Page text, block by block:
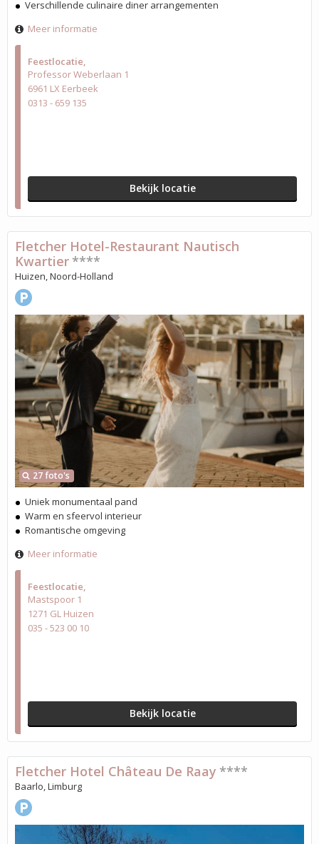
Feestlocatie
Professor Weberlaan 1
6961 LX Eerbeek
0313 - 659 135
Bekijk locatie
Verschillende culinaire diner arrangementen
Meer informatie
Feestlocatie
Mastspoor 1
1271 GL Huizen
035 - 523 00 10
Bekijk locatie
27 foto's
Fletcher Hotel-Restaurant Nautisch
Kwartier ****
Huizen, Noord-Holland
Uniek monumentaal pand
Warm en sfeervol interieur
Romantische omgeving
Meer informatie
Fletcher Hotel Château De Raay ****
Baarlo, Limburg